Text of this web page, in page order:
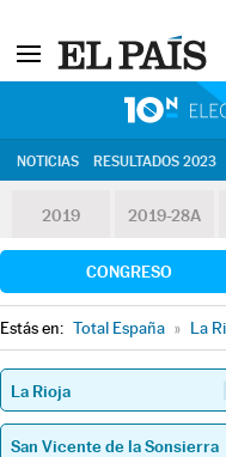
NOTICIAS RESULTADOS 2023
2019 2019-28A
CONGRESO
Estás en: Total España » La